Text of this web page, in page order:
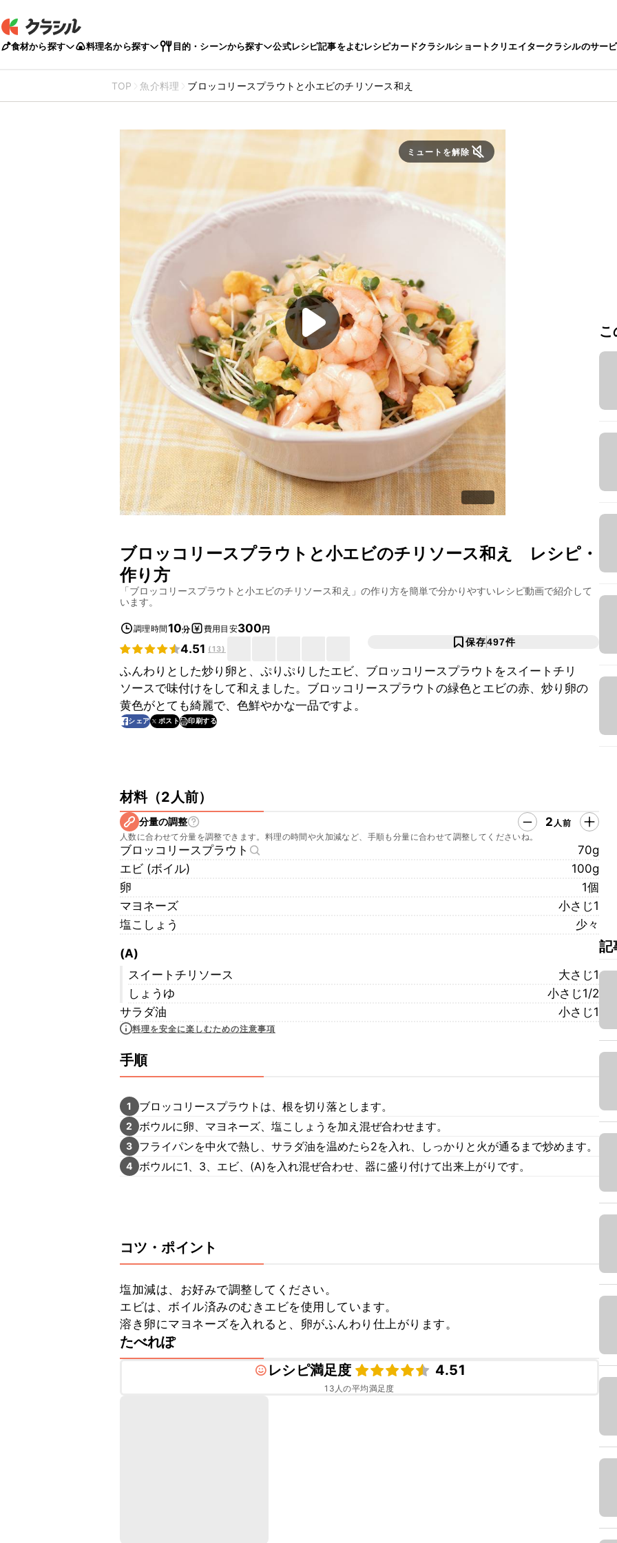
食材から探す 料理名から探す 目的・シーンから探す 公式レシピ記事をよむレシピカードクラシルショートクリエイタークラシルのサー
TOP 魚介料理 ブロッコリースプラウトと小エビのチリソース和え
ミュートを解除
ブロッコリースプラウトと小エビのチリソース和え
レシピ・
作り方
「ブロッコリースプラウトと小エビのチリソース和え 」の作り方を簡単で分かりやすいレシピ動画で紹介して
います。
調理時間10分 費用目安300円
4.51 (13)
保存497件
ふんわりとした炒り卵と、ぷりぷりしたエビ、ブロッコリースプラウトをスイートチリ
ソースで味付けをして和えました。ブロッコリースプラウトの緑色とエビの赤、炒り卵の
黄色がとても綺麗で、色鮮やかな一品ですよ。
シェア ポスト 印刷する
材料（2人前）
分量の調整 2 人前
人数に合わせて分量を調整できます。料理の時間や火加減など、手順も分量に合わせて調整してくださいね。
ブロッコリースプラウト
70g
エビ (ボイル)
100g
卵
1個
マヨネーズ
小さじ1
塩こしょう
少々
(A)
スイートチリソース
大さじ1
しょうゆ
小さじ1/2
サラダ油
小さじ1
料理を安全に楽しむための注意事項
手順
1 ブロッコリースプラウトは、根を切り落とします。
2 ボウルに卵、マヨネーズ、塩こしょうを加え混ぜ合わせます。
3 フライパンを中火で熱し、サラダ油を温めたら2を入れ、しっかりと火が通るまで炒めます。
4 ボウルに1、3、エビ、(A)を入れ混ぜ合わせ、器に盛り付けて出来上がりです。
コツ・ポイント
塩加減は、お好みで調整してください。
エビは、ボイル済みのむきエビを使用しています。
溶き卵にマヨネーズを入れると、卵がふんわり仕上がります。
たべれぽ
レシピ満足度
4.51
13 人の平均満足度
記